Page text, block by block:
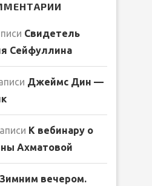
Свидетель
Сейфуллина
Джеймс Дин —
К вебинару о
Ахматовой
Зимним вечером.